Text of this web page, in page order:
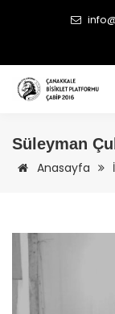
Süleyman
Anasayfa